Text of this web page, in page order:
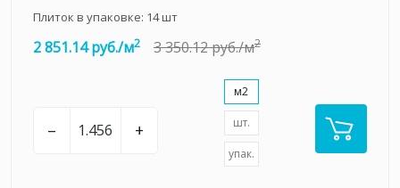
Плиток в упаковке: 14шт
2 851.14 руб./м2 3 350.12 руб./м2
– +
м2
шт.
упак.